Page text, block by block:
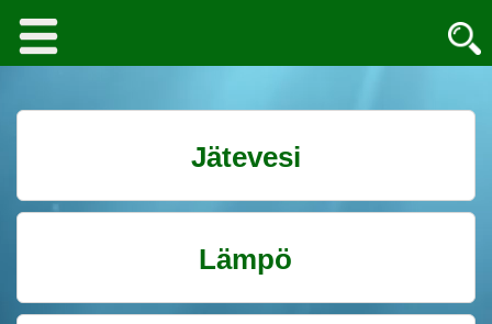
Jätevesi
Lämpö